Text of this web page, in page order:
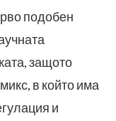
подобен
защото
в който има
и